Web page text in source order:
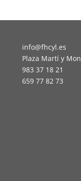
info@fhcyl.es
Plaza Martí y
983 37 18 21
659 77 82 73